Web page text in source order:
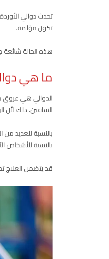
تحدث دوالي
تكون مؤلمة.
هذه الحالة شائعة جداً ، خاصة عند النساء. حوالي 25
ما هي
الدوالي هي عروق
الساقين. ذلك
بالنسبة للعديد
بالنسبة للأشخاص
قد يتضمن العلاج